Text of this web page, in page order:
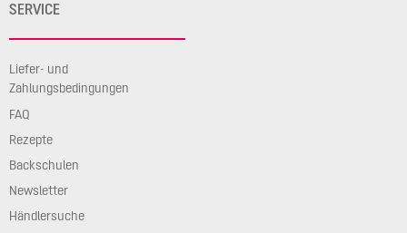
SERVICE
Liefer- und
Zahlungsbedingungen
FAQ
Rezepte
Backschulen
Newsletter
Händlersuche